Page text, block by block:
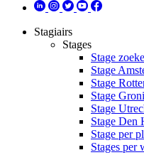
Stagiairs
Stages
Stage
Stage
Stage
Stage
Stage
Stage Den
Stage per
Stages per